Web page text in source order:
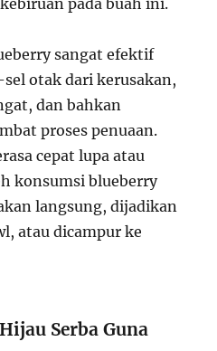
sangat efektif
otak dari kerusakan,
dan bahkan
proses penuaan.
cepat lupa atau
konsumsi blueberry
langsung, dijadikan
atau dicampur ke
Serba Guna